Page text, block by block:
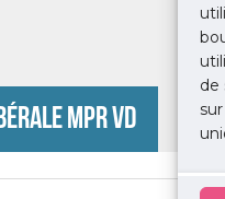
de
MPR VD